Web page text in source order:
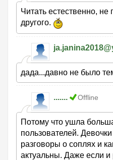
Читать естественно, не
другого.
дада...давно не было
....... Offline
Потому что ушла
пользователей.
разговоры о соплях и
актуальны. Даже если